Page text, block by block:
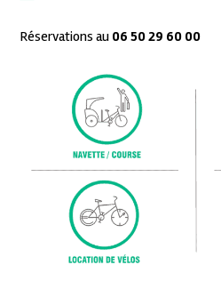
Réservations au 06 50 29 60 00